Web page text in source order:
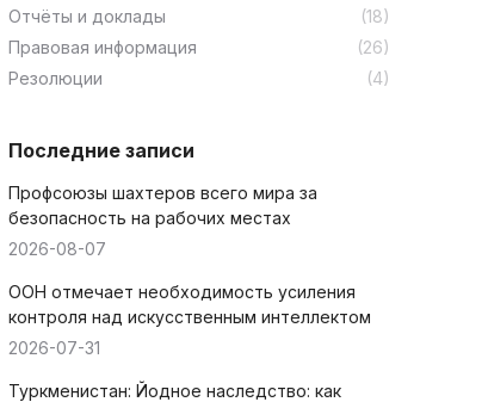
Отчёты и доклады
(18)
Правовая информация
(26)
Резолюции
(4)
Последние записи
Профсоюзы шахтеров всего мира за
безопасность на рабочих местах
2026-08-07
ООН отмечает необходимость усиления
контроля над искусственным интеллектом
2026-07-31
Туркменистан: Йодное наследство: как